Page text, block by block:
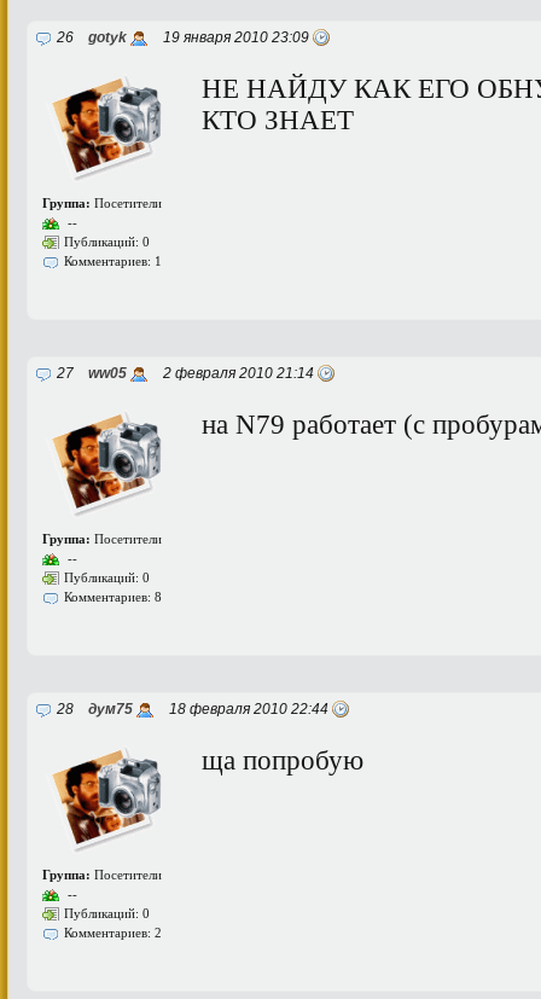
26 gotyk 19 января 2010 23:09
Группа: Посетители
--
Публикаций: 0
Комментариев: 1
НЕ НАЙДУ КАК ЕГО
КТО ЗНАЕТ
27 ww05 2 февраля 2010 21:14
Группа: Посетители
--
Публикаций: 0
Комментариев: 8
на N79 работает (с
28 дум75 18 февраля 2010 22:44
Группа: Посетители
--
Публикаций: 0
Комментариев: 2
ща попробую